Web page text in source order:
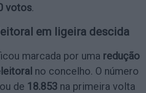
votos.
em ligeira descida
marcada por uma redução
no concelho. O número
de 18.853 na primeira volta